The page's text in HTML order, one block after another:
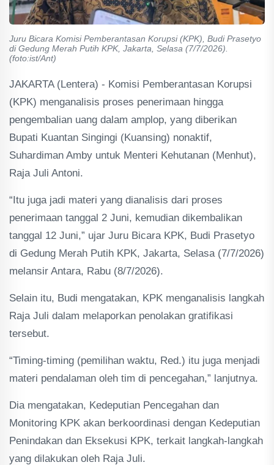
Juru Bicara Komisi Pemberantasan Korupsi (KPK), Budi Prasetyo
di Gedung Merah Putih KPK, Jakarta, Selasa (7/7/2026).
(foto:ist/Ant)
JAKARTA (Lentera) - Komisi Pemberantasan Korupsi
(KPK) menganalisis proses penerimaan hingga
pengembalian uang dalam amplop, yang diberikan
Bupati Kuantan Singingi (Kuansing) nonaktif,
Suhardiman Amby untuk Menteri Kehutanan (Menhut),
Raja Juli Antoni.
“Itu juga jadi materi yang dianalisis dari proses
penerimaan tanggal 2 Juni, kemudian dikembalikan
tanggal 12 Juni,” ujar Juru Bicara KPK, Budi Prasetyo
di Gedung Merah Putih KPK, Jakarta, Selasa (7/7/2026)
melansir Antara, Rabu (8/7/2026).
Selain itu, Budi mengatakan, KPK menganalisis langkah
Raja Juli dalam melaporkan penolakan gratifikasi
tersebut.
“Timing-timing (pemilihan waktu, Red.) itu juga menjadi
materi pendalaman oleh tim di pencegahan,” lanjutnya.
Dia mengatakan, Kedeputian Pencegahan dan
Monitoring KPK akan berkoordinasi dengan Kedeputian
Penindakan dan Eksekusi KPK, terkait langkah-langkah
yang dilakukan oleh Raja Juli.